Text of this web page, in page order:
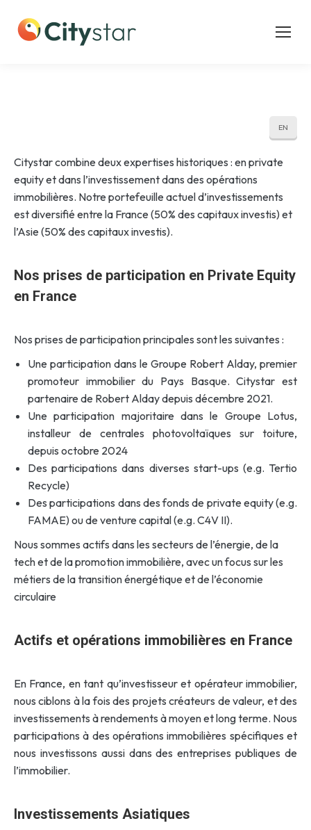
EN
Citystar combine deux expertises historiques : en private
equity et dans l’investissement dans des opérations
immobilières. Notre portefeuille actuel d’investissements
est diversifié entre la France (50% des capitaux investis) et
l’Asie (50% des capitaux investis).
Nos prises de participation en Private Equity
en France
Nos prises de participation principales sont les suivantes :
Une participation dans le Groupe Robert Alday, premier
promoteur immobilier du Pays Basque. Citystar est
partenaire de Robert Alday depuis décembre 2021.
Une participation majoritaire dans le Groupe Lotus,
installeur de centrales photovoltaïques sur toiture,
depuis octobre 2024
Des participations dans diverses start-ups (e.g. Tertio
Recycle)
Des participations dans des fonds de private equity (e.g.
FAMAE) ou de venture capital (e.g. C4V II).
Nous sommes actifs dans les secteurs de l’énergie, de la
tech et de la promotion immobilière, avec un focus sur les
métiers de la transition énergétique et de l’économie
circulaire
Actifs et opérations immobilières en France
En France, en tant qu’investisseur et opérateur immobilier,
nous ciblons à la fois des projets créateurs de valeur, et des
investissements à rendements à moyen et long terme. Nous
participations à des opérations immobilières spécifiques et
nous investissons aussi dans des entreprises publiques de
l’immobilier.
Investissements Asiatiques